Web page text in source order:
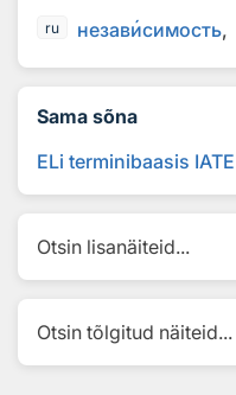
ru независимость
Sama sõna
ELi terminibaasis IATE
Otsin lisanäiteid...
Otsin tõlgitud näiteid...